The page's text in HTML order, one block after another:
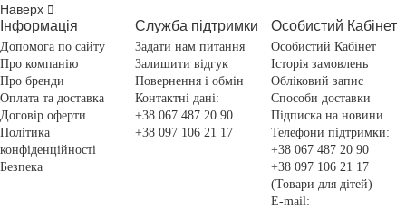
Наверх
Інформація
Допомога по сайту
Про компанію
Про бренди
Оплата та доставка
Договір оферти
Політика
конфіденційності
Безпека
Служба підтримки
Задати нам питання
Залишити відгук
Повернення і обмін
Контактні дані:
+38 067 487 20 90
+38 097 106 21 17
Особистий Кабінет
Особистий Кабінет
Історія замовлень
Обліковий запис
Способи доставки
Підписка на новини
Телефони підтримки:
+38 067 487 20 90
+38 097 106 21 17
(Товари для дітей)
E-mail: